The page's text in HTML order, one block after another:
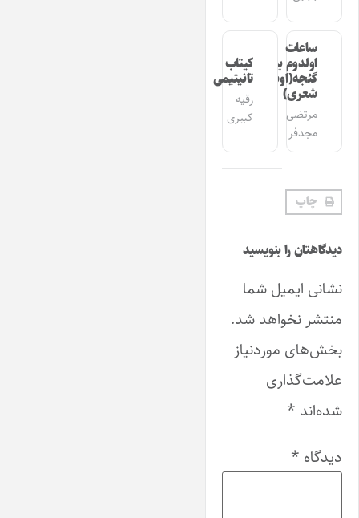
ساعات
اولدوم بیر
گئجه(اوشاق
شعری)
مرتضی
مجدفر
کیتاب
تانیتیمی
رقیه
کبیری
چاپ
دیدگاهتان را بنویسید
نشانی ایمیل شما
منتشر نخواهد شد.
بخش‌های موردنیاز
علامت‌گذاری
شده‌اند *
دیدگاه *